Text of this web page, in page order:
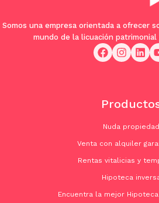
Somos una empresa orientada a ofrecer
mundo de la licuación
Nuda propiedad
Venta con alquiler
Rentas vitalicias y
Hipoteca
Encuentra la mejor